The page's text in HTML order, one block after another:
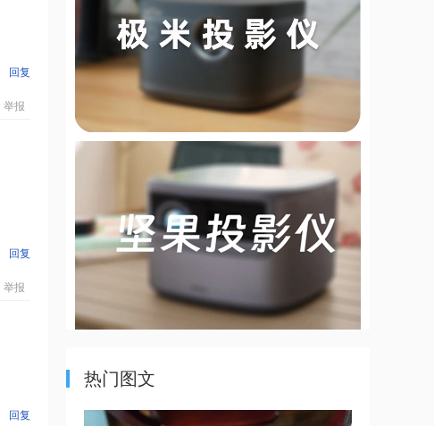
回复
举报
回复
举报
回复
哈趣K2投影仪评测首发:年轻范的
高品质投影
2024暖心礼物：哈趣投影K2，真
1080P白天一
哈趣投影里程碑式突破！斩获
LCD投影仪销售
热门图文